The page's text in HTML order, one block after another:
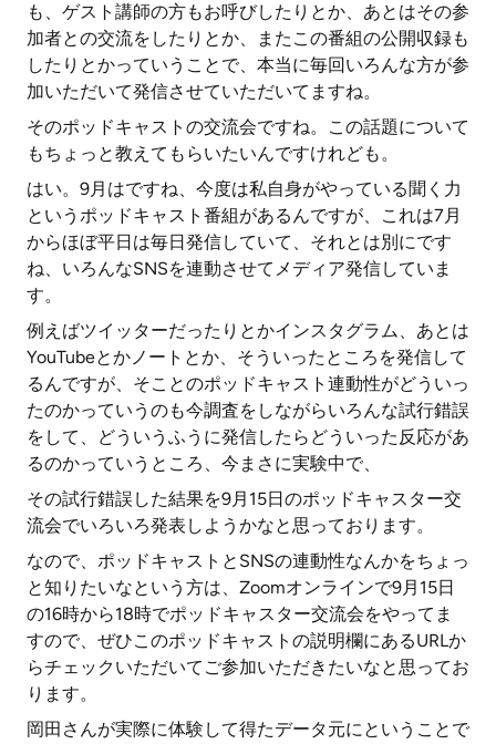
も、ゲスト講師の方もお呼びしたりとか、あとはその参
加者との交流をしたりとか、またこの番組の公開収録も
したりとかっていうことで、本当に毎回いろんな方が参
加いただいて発信させていただいてますね。
そのポッドキャストの交流会ですね。この話題について
もちょっと教えてもらいたいんですけれども。
はい。9月はですね、今度は私自身がやっている聞く力
というポッドキャスト番組があるんですが、これは7月
からほぼ平日は毎日発信していて、それとは別にです
ね、いろんなSNSを連動させてメディア発信していま
す。
例えばツイッターだったりとかインスタグラム、あとは
YouTubeとかノートとか、そういったところを発信して
るんですが、そことのポッドキャスト連動性がどういっ
たのかっていうのも今調査をしながらいろんな試行錯誤
をして、どういうふうに発信したらどういった反応があ
るのかっていうところ、今まさに実験中で、
その試行錯誤した結果を9月15日のポッドキャスター交
流会でいろいろ発表しようかなと思っております。
なので、ポッドキャストとSNSの連動性なんかをちょっ
と知りたいなという方は、Zoomオンラインで9月15日
の16時から18時でポッドキャスター交流会をやってま
すので、ぜひこのポッドキャストの説明欄にあるURLか
らチェックいただいてご参加いただきたいなと思ってお
ります。
岡田さんが実際に体験して得たデータ元にということで